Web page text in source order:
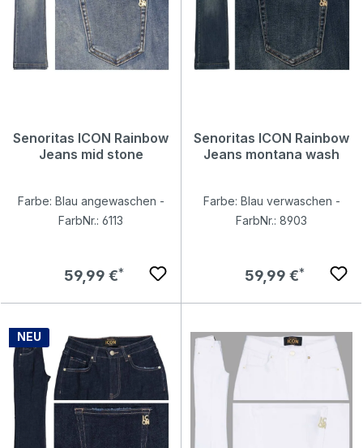
Senoritas ICON Rainbow
Jeans mid stone
Farbe: Blau angewaschen -
FarbNr.: 6113
Regulärer Preis:
59,99 €
Senoritas ICON Rainbow
Jeans montana wash
Farbe: Blau verwaschen -
FarbNr.: 8903
Regulärer Preis:
59,99 €
NEU